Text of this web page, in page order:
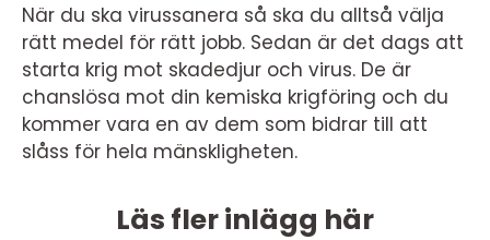
När du ska virussanera så ska du alltså välja
rätt medel för rätt jobb. Sedan är det dags att
starta krig mot skadedjur och virus. De är
chanslösa mot din kemiska krigföring och du
kommer vara en av dem som bidrar till att
slåss för hela mänskligheten.
Läs fler inlägg här